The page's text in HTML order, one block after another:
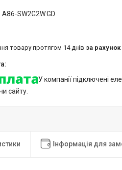
A86-SW2G2W.GD
товару протягом 14 днів за
У компанії підключені
сайту.
Інформація для